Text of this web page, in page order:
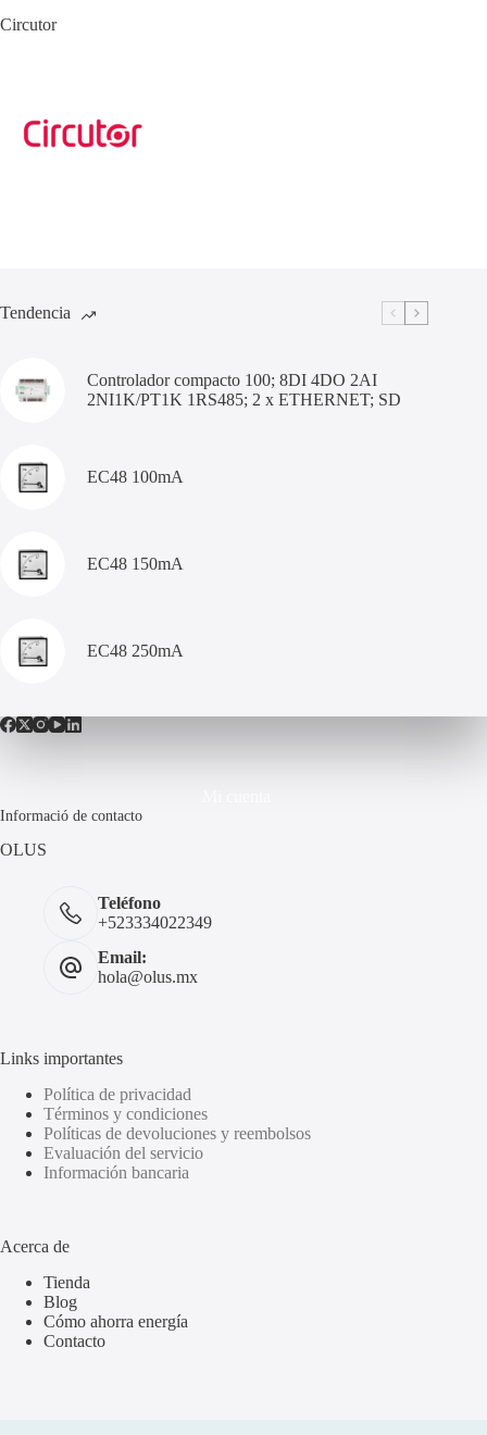
Circutor
Tendencia
Controlador compacto 100; 8DI 4DO 2AI
2NI1K/PT1K 1RS485; 2 x ETHERNET; SD
EC48 100mA
EC48 150mA
EC48 250mA
Informació de contacto
OLUS
Teléfono
+523334022349
Email:
hola@olus.mx
Links importantes
Política de privacidad
Términos y condiciones
Políticas de devoluciones y reembolsos
Evaluación del servicio
Información bancaria
Acerca de
Tienda
Blog
Cómo ahorra energía
Contacto